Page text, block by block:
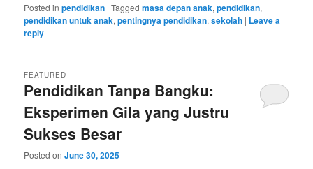
Posted in pendidikan |Tagged masa depan anak,pendidikan,
pendidikan untuk anak,pentingnya pendidikan,sekolah | Leave a
reply
Pendidikan Tanpa Bangku:
Eksperimen Gila yang Justru
Sukses Besar
FEATURED
Posted onJune 30, 2025